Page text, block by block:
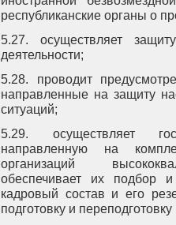
республиканские органы о
5.27. осуществляет
деятельности;
5.28. проводит
направленные на защиту
ситуаций;
5.29. осуществляет
направленную на
организаций
обеспечивает их подбор
кадровый состав и его
подготовку и